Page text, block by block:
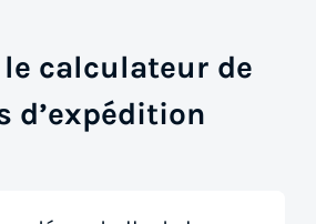
le calculateur de
d’expédition